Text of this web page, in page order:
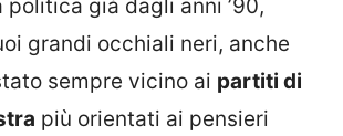
politica già dagli anni ’90,
grandi occhiali neri, anche
sempre vicino ai partiti di
più orientati ai pensieri